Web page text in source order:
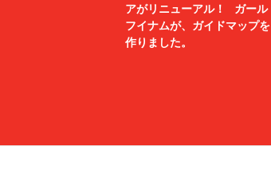
アがリニューアル！ ガール
フイナムが、ガイドマップを
作りました。